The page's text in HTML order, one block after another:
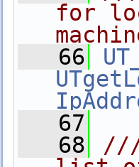
for
   66
   67
   68
///